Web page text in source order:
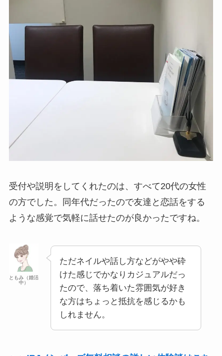
受付や説明をしてくれたのは、すべて20代の女性
の方でした。同年代だったので友達と恋話をする
ような感覚で気軽に話せたのが良かったですね。
ともみ（婚活
中）
ただネイルや話し方などがやや砕
けた感じでかなりカジュアルだっ
たので、落ち着いた雰囲気が好き
な方はちょっと抵抗を感じるかも
しれません。